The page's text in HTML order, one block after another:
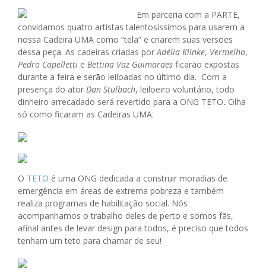
Em parceria com a PARTE,
convidamos quatro artistas talentosíssimos para usarem a
nossa Cadeira UMA como “tela” e criarem suas versões
dessa peça. As cadeiras criadas porAdélia Klinke, Vermelho,
Pedro Capelletti e Bettina Vaz Guimaraes ficarão expostas
durante a feira e serão leiloadas no último dia. Com a
presença do ator Dan Stulbach, leiloeiro voluntário, todo
dinheiro arrecadado será revertido para a ONG TETO. Olha
só como ficaram as Cadeiras UMA:
O TETO é uma ONG dedicada a construir moradias de
emergência em áreas de extrema pobreza e também
realiza programas de habilitação social. Nós
acompanhamos o trabalho deles de perto e somos fãs,
afinal antes de levar design para todos, é preciso que todos
tenham um teto para chamar de seu!